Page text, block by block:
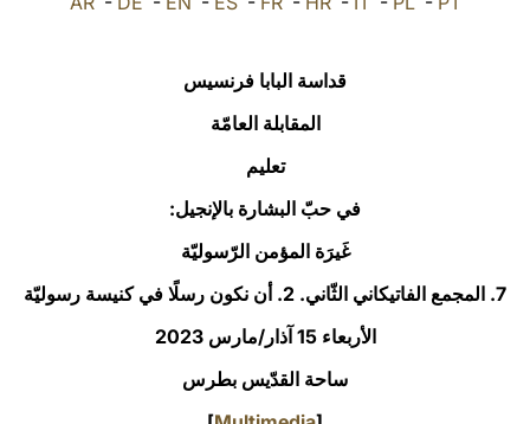
قداسة البابا فرنسيس
المقابلة العامّة
تعليم
في حبّ البشارة بالإنجيل:
غَيرَة المؤمن الرّسوليّة
7. المجمع الفاتيكاني الثّاني. 2. أن نكون رسلًا في كنيسة رسوليّة
الأربعاء 15 آذار/مارس 2023‏
ساحة القدّيس بطرس